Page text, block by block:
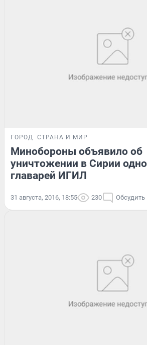
ГОРОД СТРАНА И МИР
Минобороны объявило об
уничтожении в Сирии
главарей ИГИЛ
31 августа, 2016, 18:55 230 Обсудить